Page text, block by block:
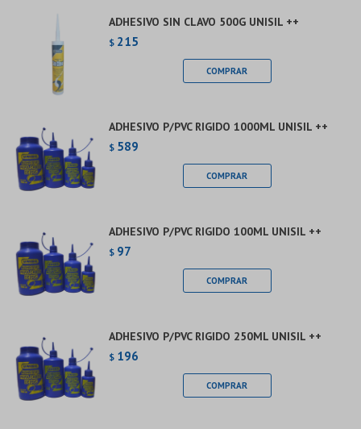
ADHESIVO SIN CLAVO 500G UNISIL ++
$ 215
ADHESIVO P/PVC RIGIDO 1000ML UNISIL ++
$ 589
ADHESIVO P/PVC RIGIDO 100ML UNISIL ++
$ 97
ADHESIVO P/PVC RIGIDO 250ML UNISIL ++
$ 196